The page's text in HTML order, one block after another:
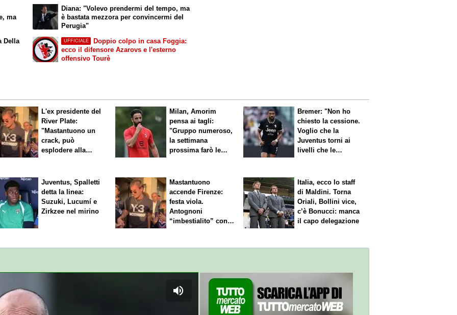
ma
Della
Diana: "Volevo prendermi del tempo, ma
è bastata mezzora per convincermi del
Perugia"
UFFICIALE
Doppio colpo in casa Foggia:
ecco il difensore Azarovs e l'esterno
offensivo Tourè
L'ex presidente del
River Plate:
"Mastantuono un
crack, può
esplodere alla
Milan, Amorim
pensa ai tagli:
"Gruppo numeroso,
la settimana
prossima farò le
Bremer: "Non ho
chiesto la cessione.
Voglio che la
Juventus torni ai
livelli che le
Juventus, Spalletti
detta la linea:
Suzuki, Lucumí e
Zirkzee nel mirino
Mastantuono
accende Firenze:
festa viola.
Antognoni
“imbestialito” con
Italia, ecco lo staff
di Maldini. Torna
Oriali, Bollini vice,
c’è Bonucci: manca
il capo delegazione